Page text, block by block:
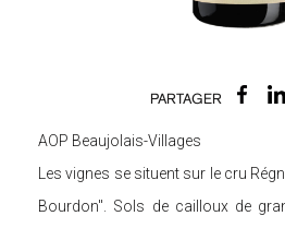
PARTAGER
AOP Beaujolais-Villages
Les vignes se situent sur le cru
Bourdon". Sols de cailloux de